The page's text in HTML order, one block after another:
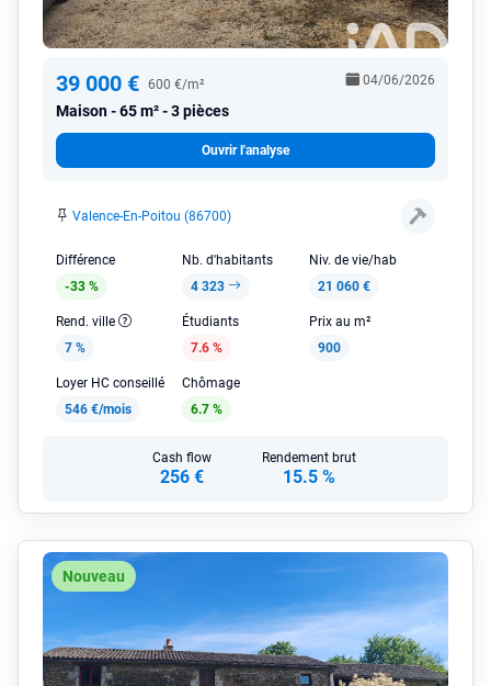
39 000 € 600 €/m²
Maison 65 m² - 3 pièces
04/06/2026
Ouvrir l'analyse
Valence-En-Poitou (86700)
Différence
-33 %
Nb. d'habitants
4 323
Niv. de vie/hab
21 060 €
Rend. ville
7 %
Étudiants
7.6 %
Prix au m²
900
Loyer HC conseillé
546 €/mois
Chômage
6.7 %
Cash flow
256 €
Rendement brut
15.5 %
Nouveau